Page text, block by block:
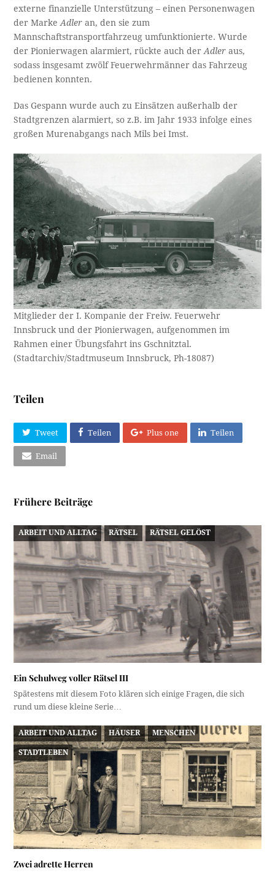
externe finanzielle Unterstützung – einen Personenwagen
der MarkeAdleran, den sie zum
Mannschaftstransportfahrzeug umfunktionierte. Wurde
der Pionierwagen alarmiert, rückte auch derAdler aus,
sodass insgesamt zwölf Feuerwehrmänner das Fahrzeug
bedienen konnten.
Das Gespann wurde auch zu Einsätzen außerhalb der
Stadtgrenzen alarmiert, so z.B. im Jahr 1933 infolge eines
großen Murenabgangs nach Mils bei Imst.
Mitglieder der I. Kompanie der Freiw. Feuerwehr
Innsbruck und der Pionierwagen, aufgenommen im
Rahmen einer Übungsfahrt ins Gschnitztal.
(Stadtarchiv/Stadtmuseum Innsbruck, Ph-18087)
Teilen
Tweet Teilen Plus one Teilen
Email
Frühere Beiträge
ARBEIT UND ALLTAG RÄTSEL RÄTSEL GELÖST
Ein Schulweg voller Rätsel III
Spätestens mit diesem Foto klären sich einige Fragen, die sich
rund um diese kleine Serie…
ARBEIT UND ALLTAG HÄUSER MENSCHEN
STADTLEBEN
Zwei adrette Herren